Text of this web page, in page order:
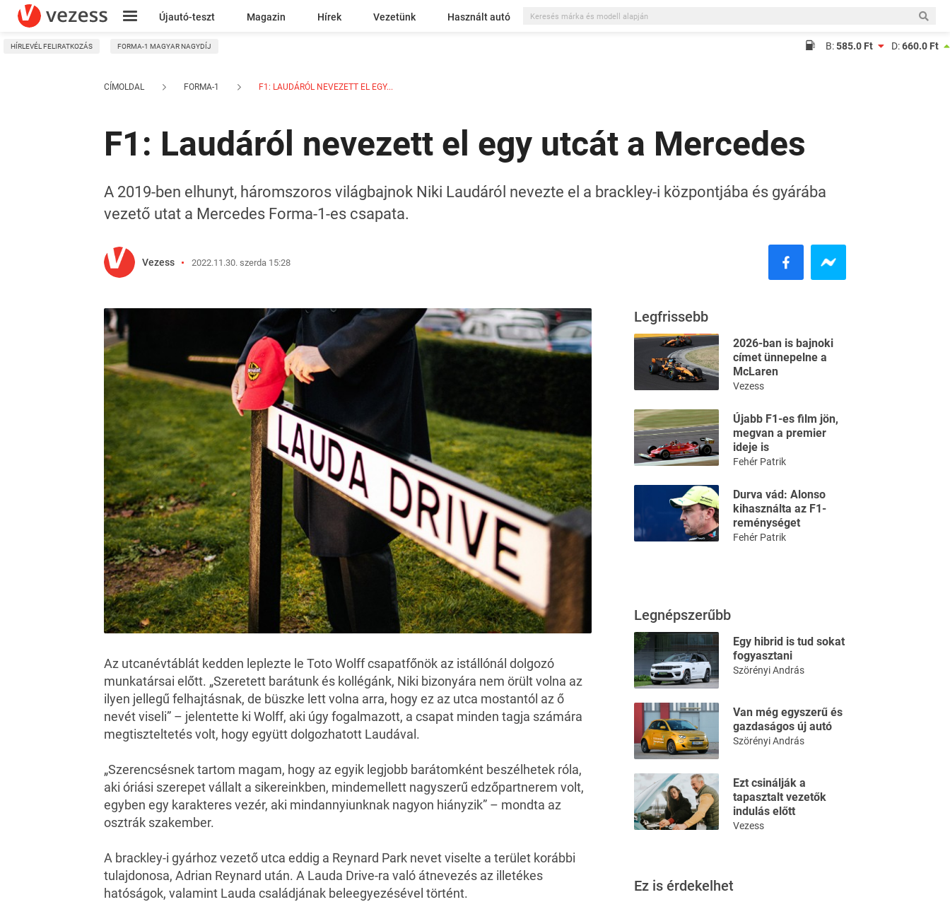
Újautó-teszt Magazin Hírek Vezetünk Használt autó
Kresz
HÍRLEVÉL FELIRATKOZÁS FORMA-1 MAGYAR NAGYDÍJ B:585.0 Ft D:660.0 Ft
CÍMOLDAL FORMA-1 F1: LAUDÁRÓL NEVEZETT EL EGY...
F1: Laudáról nevezett el egy utcát a Mercedes
A 2019-ben elhunyt, háromszoros világbajnok Niki Laudáról nevezte el a brackley-i központjába és gyárába
vezető utat a Mercedes Forma-1-es csapata.
Vezess 2022.11.30. szerda 15:28
Az utcanévtáblát kedden leplezte le Toto Wolff csapatfőnök az istállónál dolgozó
munkatársai előtt. „Szeretett barátunk és kollégánk, Niki bizonyára nem örült volna az
ilyen jellegű felhajtásnak, de büszke lett volna arra, hogy ez az utca mostantól az ő
nevét viseli” – jelentette ki Wolff, aki úgy fogalmazott, a csapat minden tagja számára
megtiszteltetés volt, hogy együtt dolgozhatott Laudával.
„Szerencsésnek tartom magam, hogy az egyik legjobb barátomként beszélhetek róla,
aki óriási szerepet vállalt a sikereinkben, mindemellett nagyszerű edzőpartnerem volt,
egyben egy karakteres vezér, aki mindannyiunknak nagyon hiányzik” – mondta az
osztrák szakember.
A brackley-i gyárhoz vezető utca eddig a Reynard Park nevet viselte a terület korábbi
tulajdonosa, Adrian Reynard után. A Lauda Drive-ra való átnevezés az illetékes
hatóságok, valamint Lauda családjának beleegyezésével történt.
Legfrissebb
2026-ban is bajnoki
címet ünnepelne a
McLaren
Vezess
Újabb F1-es film jön,
megvan a premier
ideje is
Fehér Patrik
Durva vád: Alonso
kihasználta az F1-
reménységet
Fehér Patrik
Legnépszerűbb
Egy hibrid is tud sokat
fogyasztani
Szörényi András
Van még egyszerű és
gazdaságos új autó
Szörényi András
Ezt csinálják a
tapasztalt vezetők
indulás előtt
Vezess
Ez is érdekelhet